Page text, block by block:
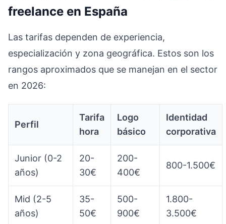
freelance en España
Las tarifas dependen de experiencia,
especialización y zona geográfica. Estos son los
rangos aproximados que se manejan en el sector
en 2026:
Perfil
Tarifa
hora
Logo
básico
Identidad
corporativa
Junior (0-2
años)
20-
30€
200-
400€
800-1.500€
Mid (2-5
años)
35-
50€
500-
900€
1.800-
3.500€